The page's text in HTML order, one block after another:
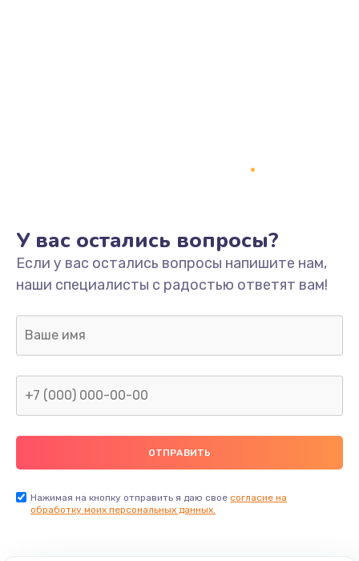
У вас остались вопросы?
Если у вас остались вопросы напишите нам,
наши специалисты с радостью ответят вам!
Нажимая на кнопку отправить я даю свое согласие на
обработку моих персональных данных.